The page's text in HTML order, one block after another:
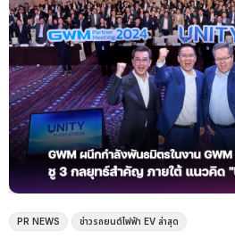
PR NEWS ข่าวรถยนต์ไฟฟ้า EV ล่าสุด